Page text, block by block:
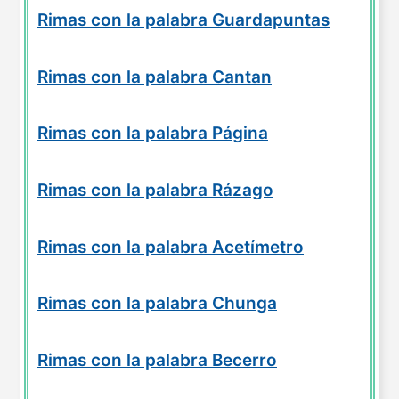
Rimas con la palabra Guardapuntas
Rimas con la palabra Cantan
Rimas con la palabra Página
Rimas con la palabra Rázago
Rimas con la palabra Acetímetro
Rimas con la palabra Chunga
Rimas con la palabra Becerro